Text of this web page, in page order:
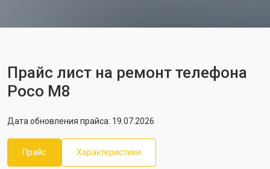
Прайс лист на ремонт телефона
Poco M8
Дата обновления прайса: 19.07.2026
Прайс Характеристики